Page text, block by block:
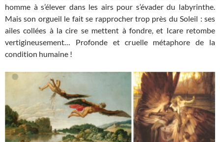
homme à s’élever dans les airs pour s’évader du labyrinthe.
Mais son orgueil le fait se rapprocher trop près du Soleil : ses
ailes collées à la cire se mettent à fondre, et Icare retombe
vertigineusement… Profonde et cruelle métaphore de la
condition humaine !